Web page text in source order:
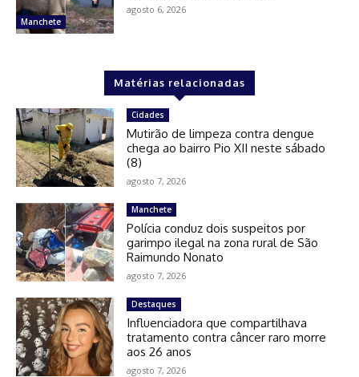
Manchete
agosto 6, 2026
Matérias relacionadas
Cidades
Mutirão de limpeza contra dengue
chega ao bairro Pio XII neste sábado
(8)
agosto 7, 2026
Manchete
Polícia conduz dois suspeitos por
garimpo ilegal na zona rural de São
Raimundo Nonato
agosto 7, 2026
Destaques
Influenciadora que compartilhava
tratamento contra câncer raro morre
aos 26 anos
agosto 7, 2026